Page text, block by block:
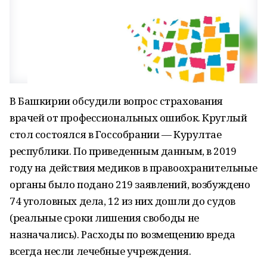
В Башкирии обсудили вопрос страхования
врачей от профессиональных ошибок. Круглый
стол состоялся в Госсобрании — Курултае
республики. По приведенным данным, в 2019
году на действия медиков в правоохранительные
органы было подано 219 заявлений, возбуждено
74 уголовных дела, 12 из них дошли до судов
(реальные сроки лишения свободы не
назначались). Расходы по возмещению вреда
всегда несли лечебные учреждения.